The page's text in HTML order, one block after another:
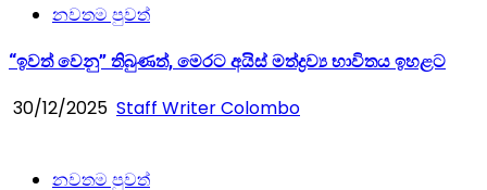
නවතම පුවත්
“ඉවත් වෙනු” තිබුණත්, මෙරට අයිස් මත්ද්‍රව්‍ය භාවිතය ඉහළට
30/12/2025 Staff Writer Colombo
නවතම පුවත්